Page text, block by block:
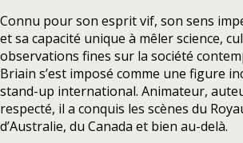
Connu pour son esprit vif, son sens
et sa capacité unique à mêler science,
observations fines sur la société
Briain s’est imposé comme une figure
stand-up international. Animateur,
respecté, il a conquis les scènes du
d’Australie, du Canada et bien au-delà.